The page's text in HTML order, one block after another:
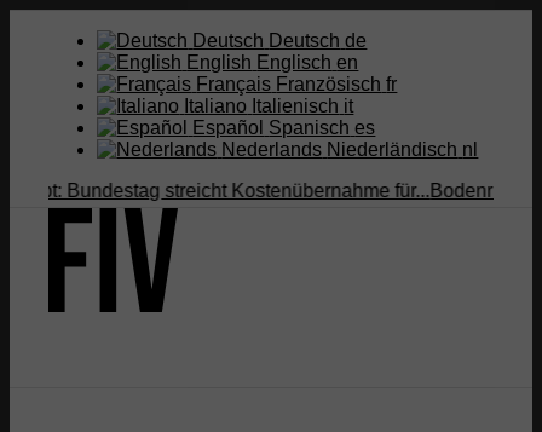
Deutsch Deutsch de
English Englisch en
Français Französisch fr
Italiano Italienisch it
Español Spanisch es
Nederlands Niederländisch nl
Bundestag streicht Kostenübernahme für... Bodenrichtwert